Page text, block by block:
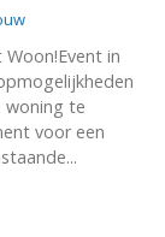
in
woning te
voor een